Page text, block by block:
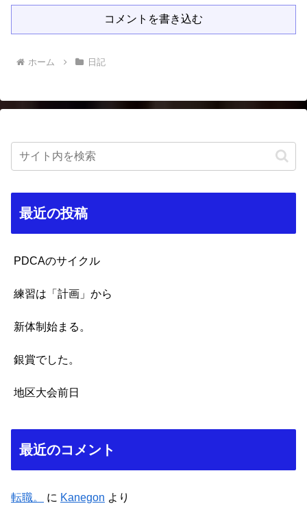
コメントを書き込む
ホーム 日記
最近の投稿
PDCAのサイクル
練習は「計画」から
新体制始まる。
銀賞でした。
地区大会前日
最近のコメント
転職。 に Kanegon より